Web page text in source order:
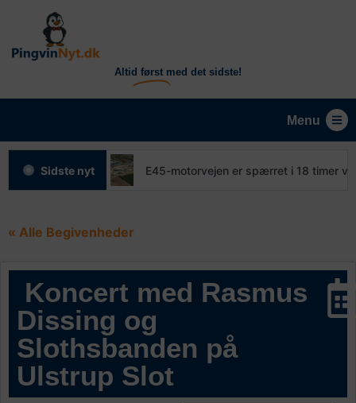
Altid først med det sidste!
Menu
Sidste nyt E45-motorvejen er spærret i 18 timer
« Alle Begivenheder
Koncert med Rasmus
Dissing og
Slothsbanden på
Ulstrup Slot